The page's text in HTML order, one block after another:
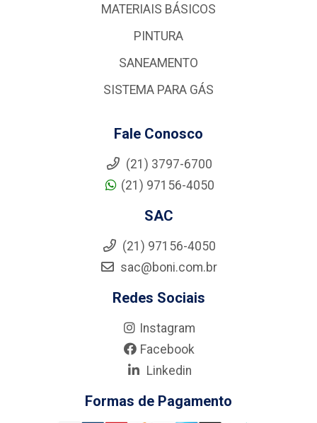
MATERIAIS BÁSICOS
PINTURA
SANEAMENTO
SISTEMA PARA GÁS
Fale Conosco
(21) 3797-6700
(21) 97156-4050
SAC
(21) 97156-4050
sac@boni.com.br
Redes Sociais
Instagram
Facebook
Linkedin
Formas de Pagamento